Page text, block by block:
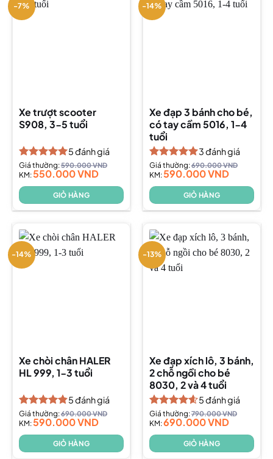
-7%
Xe trượt scooter
S908, 3-5 tuổi
Được xếp
hạng5.00
5 sao
5đánh giá
Giá thường:590.000VND
KM:550.000VND
GIỎ HÀNG
-14%
Xe đạp 3 bánh cho bé,
có tay cầm 5016, 1-4
tuổi
Được xếp
hạng5.00
5 sao
3đánh giá
Giá thường:690.000VND
KM:590.000VND
GIỎ HÀNG
-14%
Xe chòi chân HALER
HL 999, 1-3 tuổi
Được xếp
hạng4.80
5 sao
5đánh giá
Giá thường:690.000VND
KM:590.000VND
GIỎ HÀNG
-13%
Xe đạp xích lô, 3 bánh,
2 chỗ ngồi cho bé
8030, 2 và 4 tuổi
Được xếp
hạng4.60
5 sao
5đánh giá
Giá thường:790.000VND
KM:690.000VND
GIỎ HÀNG